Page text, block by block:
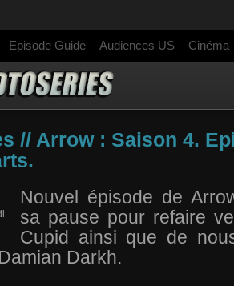
Episode Guide Audiences US Cinéma
// Arrow : Saison 4.
Nouvel épisode de
sa pause pour refaire
Cupid ainsi que de
Darkh.